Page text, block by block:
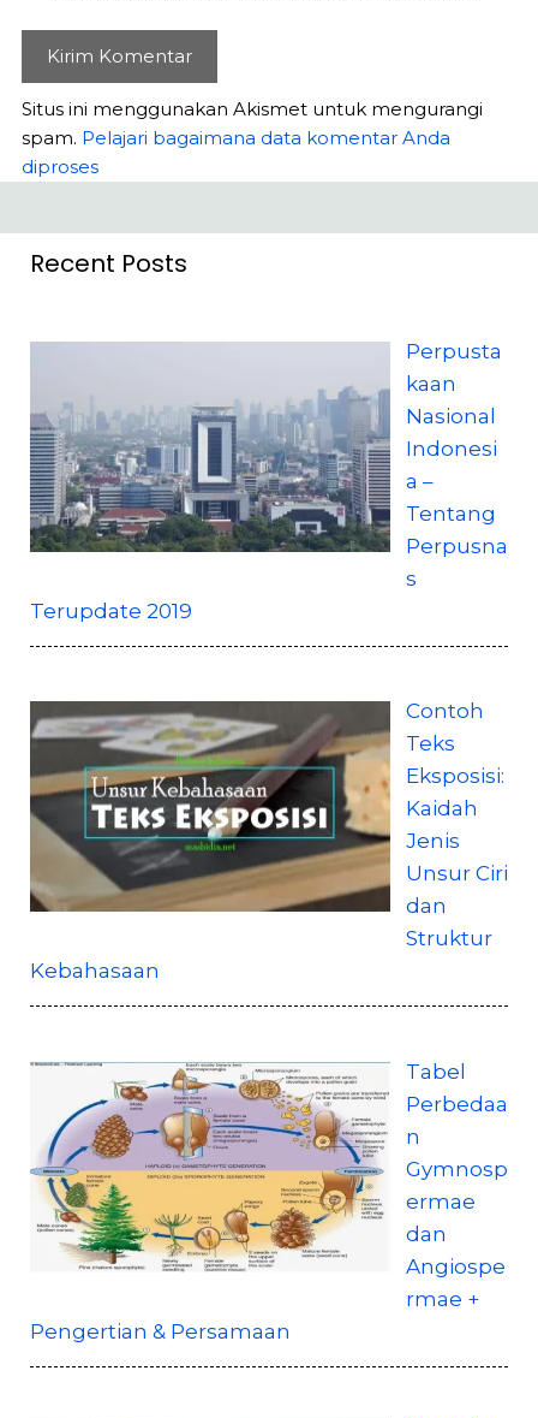
Situs ini menggunakan Akismet untuk mengurangi
spam. Pelajari bagaimana data komentar Anda
diproses
Recent Posts
Perpusta
kaan
Nasional
Indonesi
a –
Tentang
Perpusna
s
Terupdate 2019
Contoh
Teks
Eksposisi:
Kaidah
Jenis
Unsur Ciri
dan
Struktur
Kebahasaan
Tabel
Perbedaa
n
Gymnosp
ermae
dan
Angiospe
rmae +
Pengertian & Persamaan